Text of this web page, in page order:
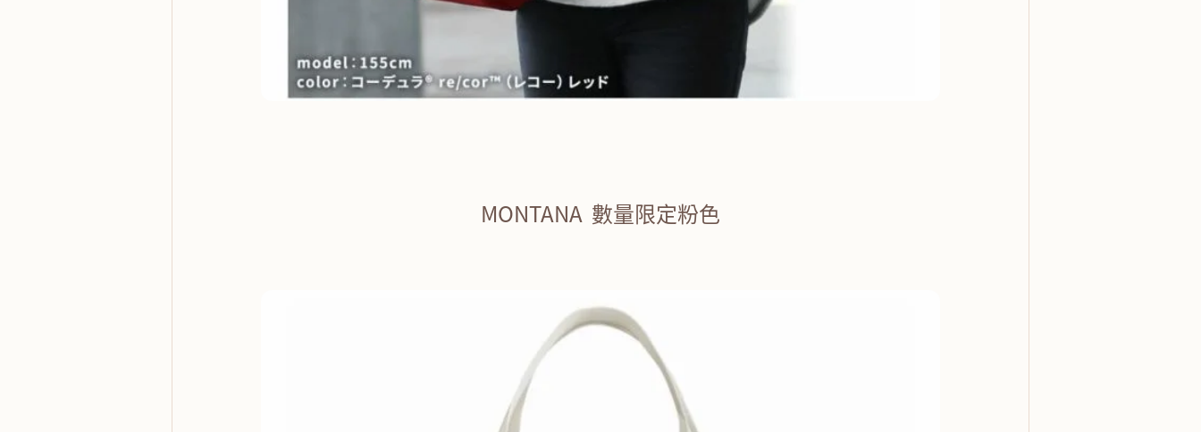
MONTANA 數量限定粉色